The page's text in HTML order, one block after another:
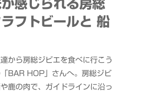
感じられる房総
フトビールと 船
から房総ジビエを食べに行こう
BAR HOP」さんへ。房総ジビ
鹿の肉で、ガイドラインに沿っ